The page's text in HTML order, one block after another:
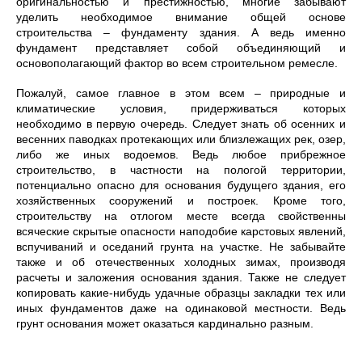
уделить необходимое внимание общей основе
строительства – фундаменту здания. А ведь именно
фундамент представляет собой объединяющий и
основополагающий фактор во всем строительном ремесле.
Пожалуй, самое главное в этом всем – природные и
климатические условия, придерживаться которых
необходимо в первую очередь. Следует знать об осенних и
весенних паводках протекающих или близлежащих рек, озер,
либо же иных водоемов. Ведь любое прибрежное
строительство, в частности на пологой территории,
потенциально опасно для основания будущего здания, его
хозяйственных сооружений и построек. Кроме того,
строительству на отлогом месте всегда свойственны
всяческие скрытые опасности наподобие карстовых явлений,
вспучиваний и оседаний грунта на участке. Не забывайте
также и об отечественных холодных зимах, производя
расчеты и заложения основания здания. Также не следует
копировать какие-нибудь удачные образцы закладки тех или
иных фундаментов даже на одинаковой местности. Ведь
грунт основания может оказаться кардинально разным.